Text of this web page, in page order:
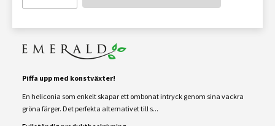
Piffa upp med konstväxter!
En heliconia som enkelt skapar ett ombonat intryck genom sina vackra
gröna färger. Det perfekta alternativet till s...